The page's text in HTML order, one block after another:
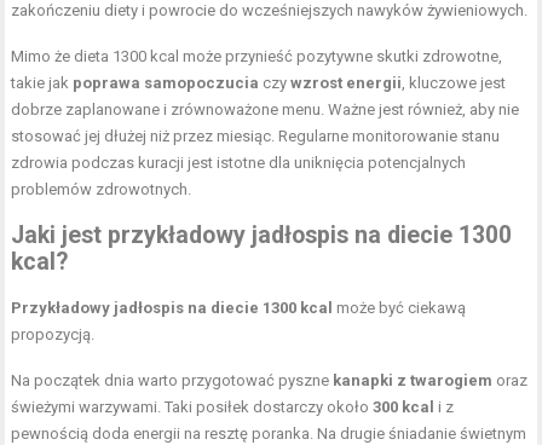
zakończeniu diety i powrocie do wcześniejszych nawyków żywieniowych.
Mimo że dieta 1300 kcal może przynieść pozytywne skutki zdrowotne,
takie jak poprawa samopoczucia czywzrost energii, kluczowe jest
dobrze zaplanowane i zrównoważone menu. Ważne jest również, aby nie
stosować jej dłużej niż przez miesiąc. Regularne monitorowanie stanu
zdrowia podczas kuracji jest istotne dla uniknięcia potencjalnych
problemów zdrowotnych.
Jaki jest przykładowy jadłospis na diecie 1300
kcal?
Przykładowy jadłospis na diecie 1300 kcal może być ciekawą
propozycją.
Na początek dnia warto przygotować pyszne kanapki z twarogiem oraz
świeżymi warzywami. Taki posiłek dostarczy około300 kcal i z
pewnością doda energii na resztę poranka. Na drugie śniadanie świetnym